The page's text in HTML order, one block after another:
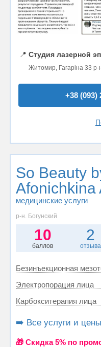
📍 Студия лазерной
Житомир, Гагаріна 33 р-
+38 (093)
So Beauty
Afonichkina
медицинские услуги
р-н. Богунский
10
баллов
2
отзыва
Безинъекционная
Электропорация лица
Карбокситерапия лица
➡️ Все услуги и
🎁 Cкидка 5% по